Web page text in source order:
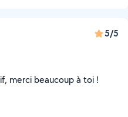
5/5
merci beaucoup à toi !